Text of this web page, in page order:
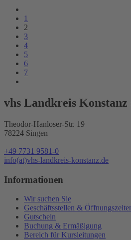
1
2
3
4
5
6
7
vhs Landkreis Konstanz
Theodor-Hanloser-Str. 19
78224 Singen
+49 7731 9581-0
info(at)vhs-landkreis-konstanz.de
Informationen
Wir suchen Sie
Geschäftsstellen &
Gutschein
Buchung & Ermäßigung
Bereich für Kursleitungen